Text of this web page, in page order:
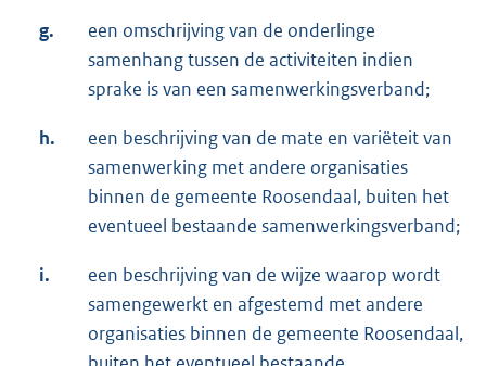
g.
een omschrijving van de onderlinge
samenhang tussen de activiteiten indien
sprake is van een samenwerkingsverband;
h.
een beschrijving van de mate en variëteit van
samenwerking met andere organisaties
binnen de gemeente Roosendaal, buiten het
eventueel bestaande samenwerkingsverband;
i.
een beschrijving van de wijze waarop wordt
samengewerkt en afgestemd met andere
organisaties binnen de gemeente Roosendaal,